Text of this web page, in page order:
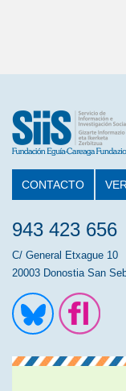
CONTACTO
943 423 656
C/ General Etxague 10
20003 Donostia San